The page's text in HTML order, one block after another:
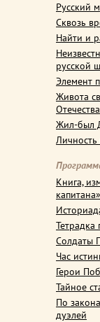
Русский
Сквозь
Найти и
русской
Элемент
Живота
Отечества
Жил-был
Личность
Книга,
капитана»
Тетрадка
Солдаты
Час
Герои
Тайное
По
дуэлей